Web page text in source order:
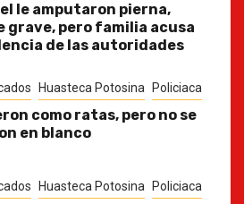
le amputaron pierna,
grave, pero familia acusa
de las autoridades
Huasteca Potosina Policiaca
como ratas, pero no se
en blanco
Huasteca Potosina Policiaca